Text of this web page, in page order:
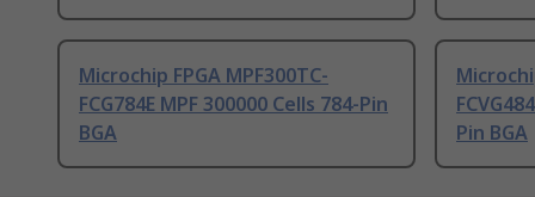
Microchip FPGA MPF300TC-
FCG784E MPF 300000 Cells 784-Pin
BGA
Pin BGA